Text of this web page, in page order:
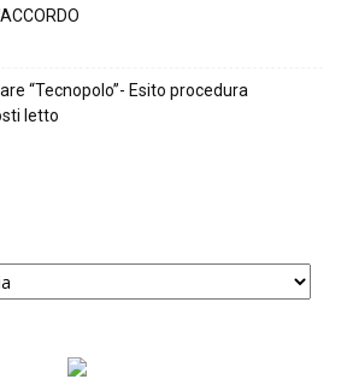
“Tecnopolo”- Esito procedura
letto